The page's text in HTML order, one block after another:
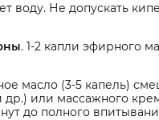
воду. Не допускать
. 1-2 капли эфирного
масло (3-5 капель)
др.) или массажного
до полного